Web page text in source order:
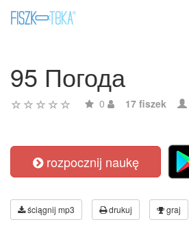
95 Погода
0 17 fiszek
rozpocznij naukę
ściągnij mp3 drukuj graj